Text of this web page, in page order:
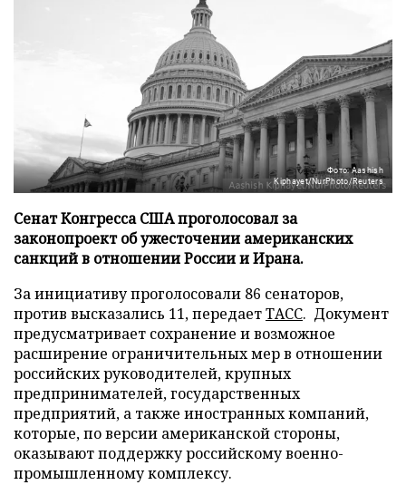
Фото: Aashish
Kiphayet/NurPhoto/Reuters
Сенат Конгресса США проголосовал за
законопроект об ужесточении американских
санкций в отношении России и Ирана.
За инициативу проголосовали 86 сенаторов,
против высказались 11, передаетТАСС. Документ
предусматривает сохранение и возможное
расширение ограничительных мер в отношении
российских руководителей, крупных
предпринимателей, государственных
предприятий, а также иностранных компаний,
которые, по версии американской стороны,
оказывают поддержку российскому военно-
промышленному комплексу.